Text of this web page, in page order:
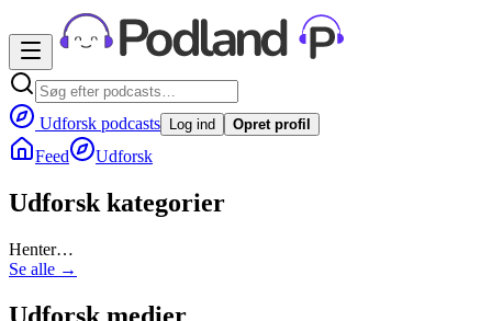
Udforsk podcasts Log ind Opret profil
Feed Udforsk
Udforsk kategorier
Henter…
Se alle →
Udforsk medier